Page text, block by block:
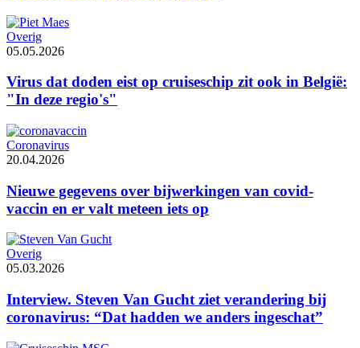
Overig
05.05.2026
Virus dat doden eist op cruiseschip zit ook in België:
"In deze regio's"
Coronavirus
20.04.2026
Nieuwe gegevens over bijwerkingen van covid-
vaccin en er valt meteen iets op
Overig
05.03.2026
Interview. Steven Van Gucht ziet verandering bij
coronavirus: “Dat hadden we anders ingeschat”